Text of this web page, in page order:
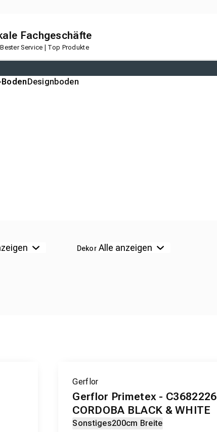
Fachgeschäfte
Service | Top Produkte
BodenDesignboden
Dekor
Gerflor
Gerflor Primetex - C3682226
CORDOBA BLACK & WHITE
Sonstiges200cm Breite